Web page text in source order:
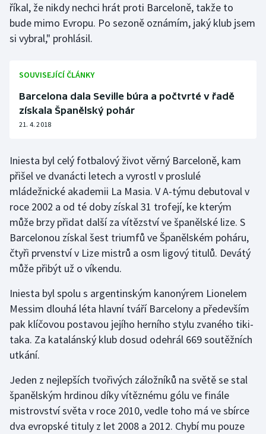
Motorsport
Olympijské hry
Parasport
Plavání
Ragby
Rychlobruslení
Rychlostní kanoistika
Short track
Sportovní střelba
Stolní tenis
Triatlon
Veslování
Vodní slalom
Volejbal
říkal, že nikdy nechci hrát proti Barceloně, takže to
bude mimo Evropu. Po sezoně oznámím, jaký klub jsem
si vybral," prohlásil.
SOUVISEJÍCÍ ČLÁNKY
Barcelona dala Seville búra a počtvrté v řadě
získala Španělský pohár
21. 4. 2018
Iniesta byl celý fotbalový život věrný Barceloně, kam
přišel ve dvanácti letech a vyrostl v proslulé
mládežnické akademii La Masia. V A-týmu debutoval v
roce 2002 a od té doby získal 31 trofejí, ke kterým
může brzy přidat další za vítězství ve španělské lize. S
Barcelonou získal šest triumfů ve Španělském poháru,
čtyři prvenství v Lize mistrů a osm ligový titulů. Devátý
může přibýt už o víkendu.
Iniesta byl spolu s argentinským kanonýrem Lionelem
Messim dlouhá léta hlavní tváří Barcelony a především
pak klíčovou postavou jejího herního stylu zvaného tiki-
taka. Za katalánský klub dosud odehrál 669 soutěžních
utkání.
Jeden z nejlepších tvořivých záložníků na světě se stal
španělským hrdinou díky vítěznému gólu ve finále
mistrovství světa v roce 2010, vedle toho má ve sbírce
dva evropské tituly z let 2008 a 2012. Chybí mu pouze